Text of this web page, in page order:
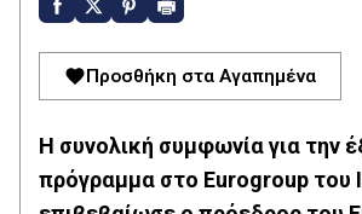
Προσθήκη στα Αγαπημένα
H συνολική συμφωνία για την
πρόγραμμα στο Eurogroup του